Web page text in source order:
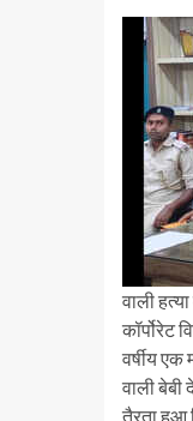
वाली
कॉर्पोरेट
वर्षीय
वाली
तैरता हुआ